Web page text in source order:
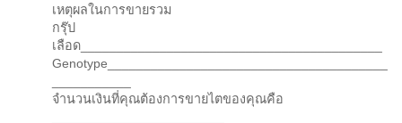
เหตุผลในการขายรวม
กรุ๊ป
เลือด__________________________________________
Genotype_______________________________________
จำนวนเงินที่คุณต้องการขายไตของคุณคือ